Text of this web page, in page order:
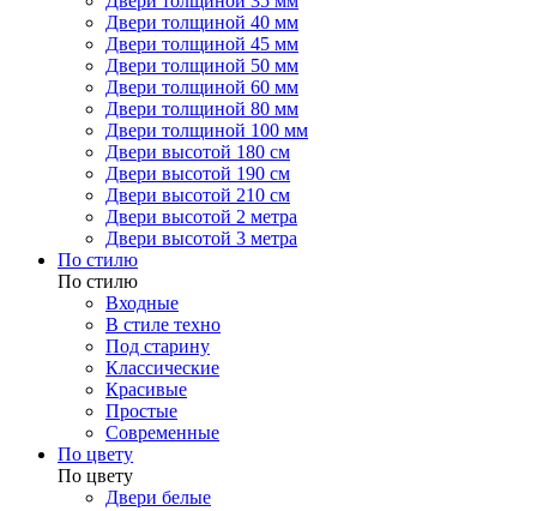
Двери толщиной 40 мм
Двери толщиной 45 мм
Двери толщиной 50 мм
Двери толщиной 60 мм
Двери толщиной 80 мм
Двери толщиной 100 мм
Двери высотой 180 см
Двери высотой 190 см
Двери высотой 210 см
Двери высотой 2 метра
Двери высотой 3 метра
По стилю
По стилю
Входные
В стиле техно
Под старину
Классические
Красивые
Простые
Современные
По цвету
По цвету
Двери белые